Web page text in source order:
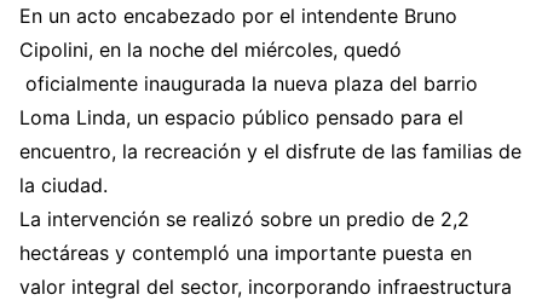
En un acto encabezado por el intendente Bruno
Cipolini, en la noche del miércoles, quedó
oficialmente inaugurada la nueva plaza del barrio
Loma Linda, un espacio público pensado para el
encuentro, la recreación y el disfrute de las familias de
la ciudad.
La intervención se realizó sobre un predio de 2,2
hectáreas y contempló una importante puesta en
valor integral del sector, incorporando infraestructura